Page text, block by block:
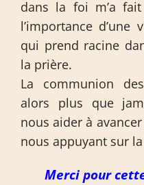
dans la foi m’a
l’importance d’une
qui prend racine
la prière.
La communion
alors plus que
nous aider à
nous appuyant sur
Merci pour